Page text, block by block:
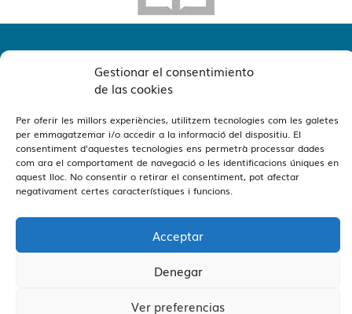
Gestionar el consentimiento
de las cookies
Per oferir les millors experiències, utilitzem tecnologies com les galetes
per emmagatzemar i/o accedir a la informació del dispositiu. El
consentiment d'aquestes tecnologies ens permetrà processar dades
com ara el comportament de navegació o les identificacions úniques en
aquest lloc. No consentir o retirar el consentiment, pot afectar
negativament certes característiques i funcions.
Acceptar
Denegar
Ver preferencias
Estamos en Barcelona y Reus Veure Oficines
Política de Cookies